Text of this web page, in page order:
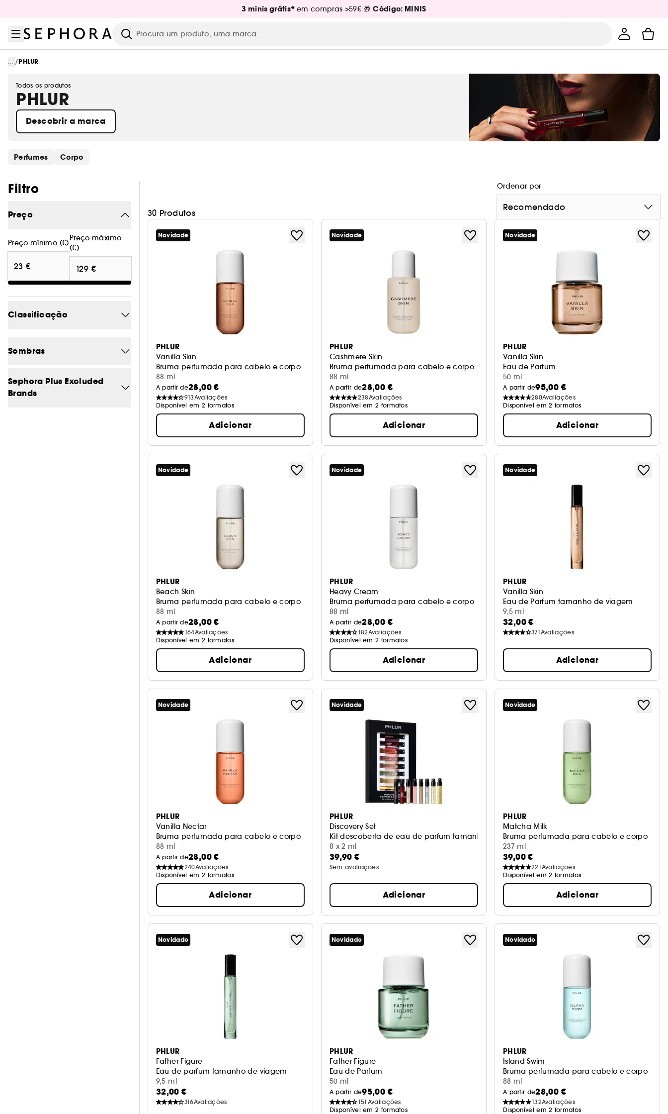
3 minis grátis* em compras >59€ 🎁Código: MINIS
Pesquisar
... /PHLUR
Todos os produtos
PHLUR
Descobrir a marca
Saltar os links rápidos
Perfumes Corpo
Filtro
Preço
Preço mínimo (€)
Preço máximo
(€)
Classificação
2/5 28
Sombras
Azul 0
Bege
Sephora Plus Excluded
Brands
30 Produtos
Ordenar por
Recomendado
Novidade
PHLUR
Vanilla Skin
Bruma perfumada para cabelo e corpo
88 ml
A partir de28,00 €
913Avaliações
Disponível em 2 formatos
Adicionar
Novidade
PHLUR
Cashmere Skin
Bruma perfumada para cabelo e corpo
88 ml
A partir de28,00 €
238Avaliações
Disponível em 2 formatos
Adicionar
Novidade
PHLUR
Vanilla Skin
Eau de Parfum
50 ml
A partir de95,00 €
280Avaliações
Disponível em 2 formatos
Adicionar
Novidade
PHLUR
Beach Skin
Bruma perfumada para cabelo e corpo
88 ml
A partir de28,00 €
164Avaliações
Disponível em 2 formatos
Adicionar
Novidade
PHLUR
Heavy Cream
Bruma perfumada para cabelo e corpo
88 ml
A partir de28,00 €
182Avaliações
Disponível em 2 formatos
Adicionar
Novidade
PHLUR
Vanilla Skin
Eau de Parfum tamanho de viagem
9,5 ml
32,00 €
371Avaliações
Adicionar
Novidade
PHLUR
Vanilla Nectar
Bruma perfumada para cabelo e corpo
88 ml
A partir de28,00 €
240Avaliações
Disponível em 2 formatos
Adicionar
Novidade
PHLUR
Discovery Set
Kit descoberta de eau de parfum tamanho de viagem
8 x 2 ml
39,90 €
Sem avaliações
Adicionar
Novidade
PHLUR
Matcha Milk
Bruma perfumada para cabelo e corpo
237 ml
39,00 €
221Avaliações
Disponível em 2 formatos
Adicionar
Novidade
PHLUR
Father Figure
Eau de parfum tamanho de viagem
9,5 ml
32,00 €
316Avaliações
Novidade
PHLUR
Father Figure
Eau de Parfum
50 ml
A partir de95,00 €
151 Avaliações
Disponível em 2 formatos
Novidade
PHLUR
Island Swim
Bruma perfumada para cabelo e corpo
88 ml
A partir de28,00 €
132Avaliações
Disponível em 2 formatos